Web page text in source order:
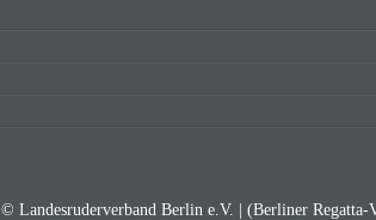
© Landesruderverband Berlin e.V. | (Berliner